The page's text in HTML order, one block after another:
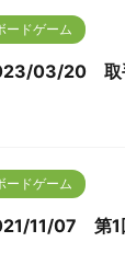
ードゲーム
03/20 取
ードゲーム
11/07 第1